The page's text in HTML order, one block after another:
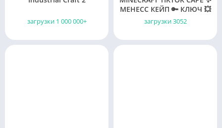
загрузки 1 000 000+
МЕНЕСС КЕЙП 🔑 КЛЮЧ 💥
загрузки 3052